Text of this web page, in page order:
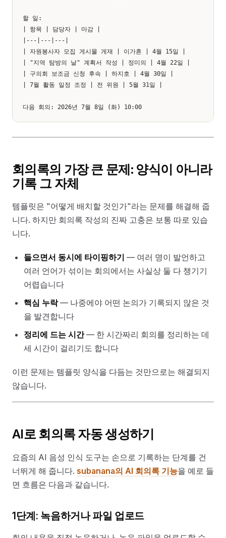
할 일:
| 항목 | 담당자 | 마감 |
|---|---|---|
| 자원봉사자 모집 게시물 게재 | 이가흔 | 4월 15일 |
| "지역 탐방의 날" 계획서 작성 | 정미의 | 4월 22일 |
| 구의회 보조금 신청 후속 | 하지호 | 4월 30일 |
| 7월 활동 일정 조정 | 전 위원 | 5월 31일 |
회의록의 가장 큰 문제: 양식이 아니라
기록 그 자체
템플릿은 "어떻게 배치할 것인가"라는 문제를 해결해 줍
니다. 하지만 회의록 작성의 진짜 고충은 보통 따로 있습
니다.
들으면서 동시에 타이핑하기 — 여러 명이 발언하고
여러 언어가 섞이는 회의에서는 사실상 둘 다 챙기기
어렵습니다
핵심 누락— 나중에야 어떤 논의가 기록되지 않은 것
을 발견합니다
정리에 드는 시간— 한 시간짜리 회의를 정리하는 데
세 시간이 걸리기도 합니다
이런 문제는 템플릿 양식을 다듬는 것만으로는 해결되지
않습니다.
AI로 회의록 자동 생성하기
요즘의 AI 음성 인식 도구는 손으로 기록하는 단계를 건
너뛰게 해 줍니다. subanana의 AI 회의록 기능을 예로 들
면 흐름은 다음과 같습니다.
1단계: 녹음하거나 파일 업로드